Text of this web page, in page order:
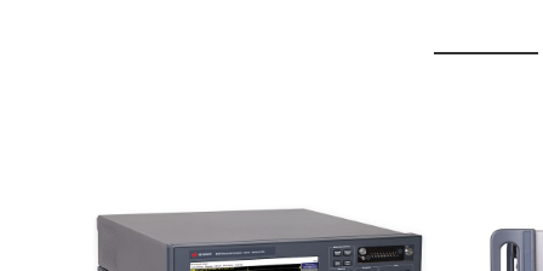
gelombang mikro, riset lan pangembangan peralatan uji